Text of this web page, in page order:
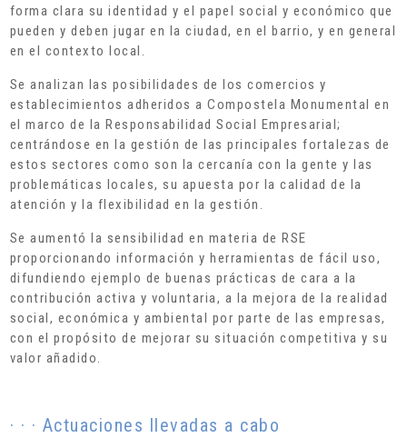
forma clara su identidad y el papel social y económico que
pueden y deben jugar en la ciudad, en el barrio, y en general
en el contexto local.
Se analizan las posibilidades de los comercios y
establecimientos adheridos a Compostela Monumental en
el marco de la Responsabilidad Social Empresarial;
centrándose en la gestión de las principales fortalezas de
estos sectores como son la cercanía con la gente y las
problemáticas locales, su apuesta por la calidad de la
atención y la flexibilidad en la gestión.
Se aumentó la sensibilidad en materia de RSE
proporcionando información y herramientas de fácil uso,
difundiendo ejemplo de buenas prácticas de cara a la
contribución activa y voluntaria, a la mejora de la realidad
social, económica y ambiental por parte de las empresas,
con el propósito de mejorar su situación competitiva y su
valor añadido.
· · · Actuaciones llevadas a cabo